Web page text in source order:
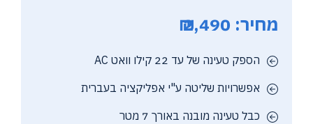
מחיר: 2,490 ₪
הספק טעינה של עד 22 קילו וואט AC
אפשרויות שליטה ע"י אפליקציה בעברית
כבל טעינה מובנה באורך 7 מטר